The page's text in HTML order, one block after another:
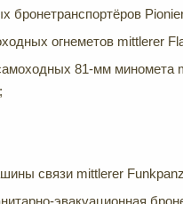
бронетранспортёров
огнеметов mittlerer
81-мм миномета
связи mittlerer